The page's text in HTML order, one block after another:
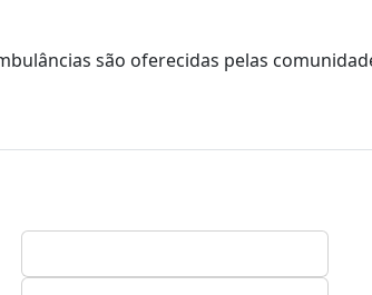
são oferecidas pelas